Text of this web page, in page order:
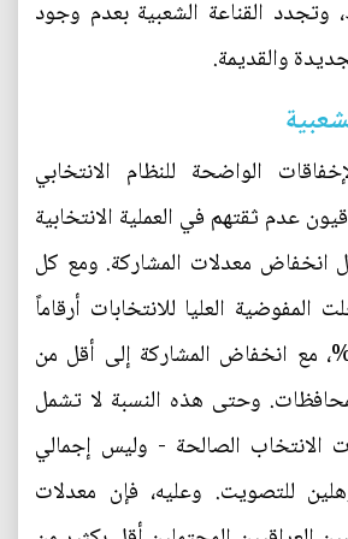
وتجدد القناعة الشعبية بعدم وجود
والقديمة.
الواضحة للنظام الانتخابي
عدم ثقتهم في العملية الانتخابية
انخفاض معدلات المشاركة. ومع كل
المفوضية العليا للانتخابات أرقاماً
أقل من 41 %، مع انخفاض المشاركة إلى أقل من
وحتى هذه النسبة لا تشمل
الانتخاب الصالحة - وليس إجمالي
للتصويت. وعليه، فإن معدلات